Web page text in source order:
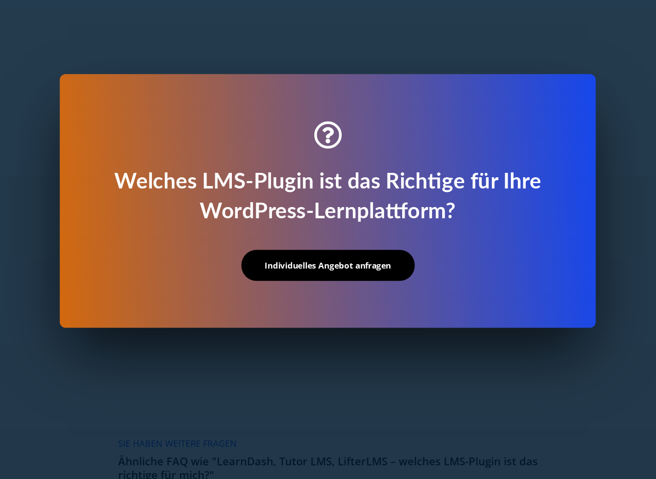

Welches LMS-Plugin ist das Richtige für Ihre
WordPress-Lernplattform?
Individuelles Angebot anfragen
SIE HABEN WEITERE FRAGEN
Ähnliche FAQ wie "LearnDash, Tutor LMS, LifterLMS – welches LMS-Plugin ist das
richtige für mich?"